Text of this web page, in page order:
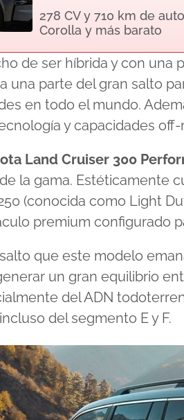
278 CV y 710 km de
Corolla y más barato
de ser híbrida y con una
una parte del gran salto
en todo el mundo.
y capacidades
Land Cruiser 300
la gama. Estéticamente
(conocida como Light
premium configurado
que este modelo
un gran equilibrio
del ADN
del segmento E y F.